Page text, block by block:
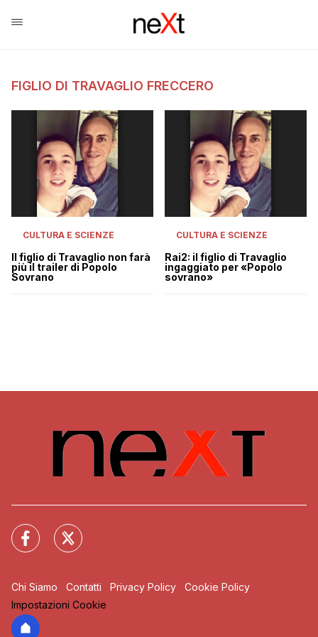
FIGLIO DI TRAVAGLIO FRECCERO
CULTURA E SCIENZE
Il figlio di Travaglio non farà
più il trailer di Popolo
Sovrano
CULTURA E SCIENZE
Rai2: il figlio di Travaglio
ingaggiato per «Popolo
sovrano»
Chi Siamo Contatti Privacy Policy
Cookie Policy
Impostazioni Cookie